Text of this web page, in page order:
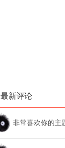
最新评论
非常喜欢你的主题，但是从